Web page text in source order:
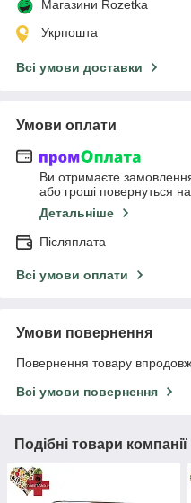
Магазини Rozetka
Укрпошта
Всі умови доставки
Умови оплати
Ви отримаєте
або гроші повернуться
Детальніше
Післяплата
Всі умови оплати
Умови повернення
Повернення товару
Всі умови повернення
Подібні товари компанії